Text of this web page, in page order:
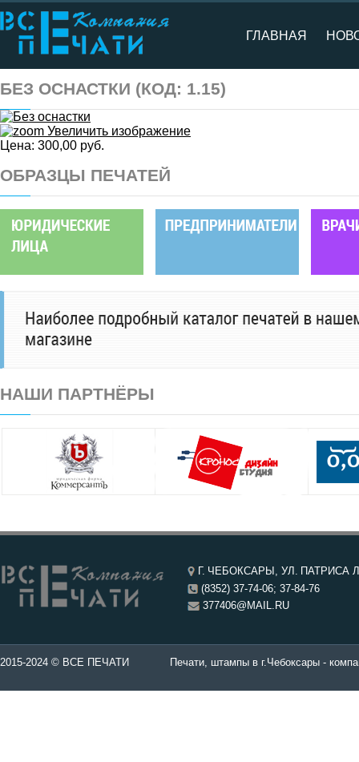
ГЛАВНАЯ
БЕЗ ОСНАСТКИ (КОД: 1.15)
Увеличить изображение
Цена: 300,00 руб.
ОБРАЗЦЫ ПЕЧАТЕЙ
НАШИ ПАРТНЁРЫ
Г. ЧЕБОКСАРЫ, УЛ. ПАТРИСА
(8352) 37-74-06; 37-84-76
377406@MAIL.RU
в Чебоксары. Печати, штампы в г.Чебоксары -
2015-2024 © ВСЕ ПЕЧАТИ